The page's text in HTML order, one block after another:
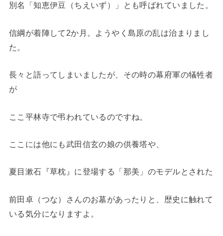
別名「知恵伊豆（ちえいず）」とも呼ばれていました。
信綱が着陣して2か月。ようやく島原の乱は治まりまし
た。
長々と語ってしまいましたが、その時の幕府軍の犠牲者
が
ここ平林寺で弔われているのですね。
ここには他にも武田信玄の娘の供養塔や、
夏目漱石『草枕』に登場する「那美」のモデルとされた
前田卓（つな）さんのお墓があったりと、歴史に触れて
いる気分になりますよ。